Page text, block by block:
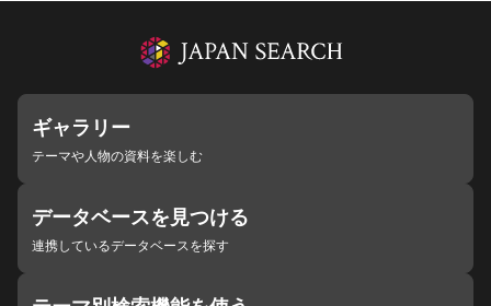
ギャラリー
テーマや人物の資料を楽しむ
データベースを見つける
連携しているデータベースを探す